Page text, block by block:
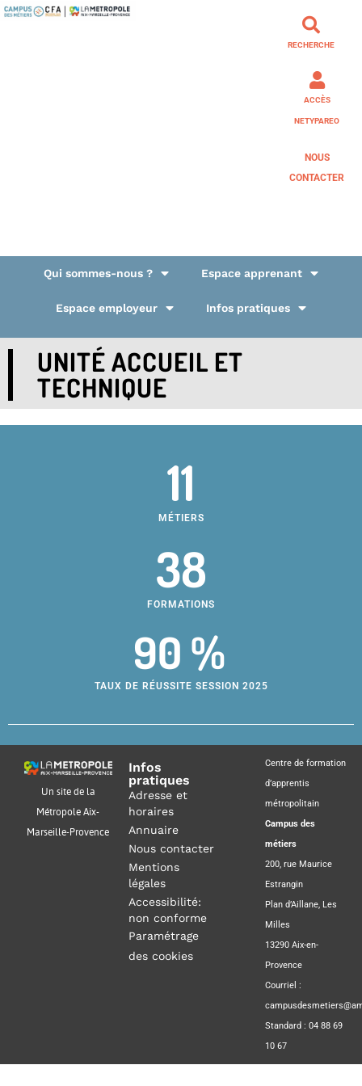
RECHERCHE
ACCÈS
NETYPAREO
NOUS
CONTACTER
Qui sommes-nous ? Espace apprenant
Espace employeur Infos pratiques
UNITÉ ACCUEIL ET
TECHNIQUE
11
MÉTIERS
38
FORMATIONS
90 %
TAUX DE RÉUSSITE SESSION 2025
Un site de la
Métropole Aix-
Marseille-Provence
Infos
pratiques
Adresse et
horaires
Annuaire
Nous contacter
Mentions
légales
Accessibilité:
non conforme
Paramétrage
des cookies
Centre de formation
d’apprentis
métropolitain
Campus des
métiers
200, rue Maurice
Estrangin
Plan d’Aillane, Les
Milles
13290 Aix-en-
Provence
Courriel :
Standard : 04 88 69
10 67